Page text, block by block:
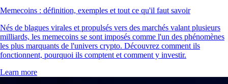
Memecoins : définition, exemples et tout ce qu'il faut savoir
Nés de blagues virales et propulsés vers des marchés valant plusieurs
milliards, les memecoins se sont imposés comme l'un des phénomènes
les plus marquants de l'univers crypto. Découvrez comment ils
fonctionnent, pourquoi ils comptent et comment y investir.
Learn more